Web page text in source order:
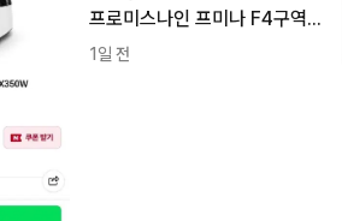
프로미스나인 프미나 F4구역 1열
1일 전